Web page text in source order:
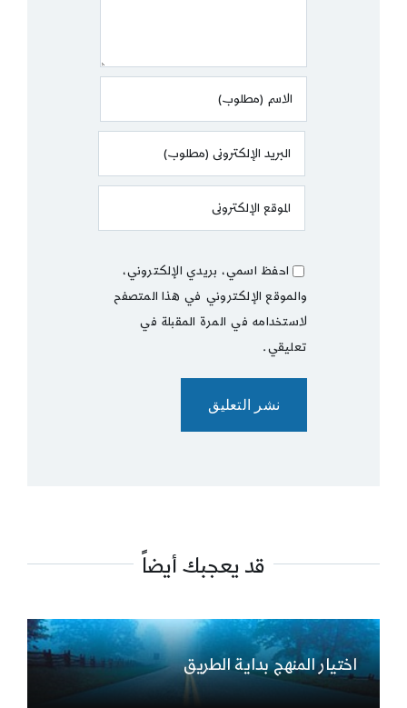
احفظ اسمي، بريدي الإلكتروني،
والموقع الإلكتروني في هذا المتصفح
لاستخدامه في المرة المقبلة في
تعليقي.
قد يعجبك أيضاً
اختيار المنهج بداية الطريق